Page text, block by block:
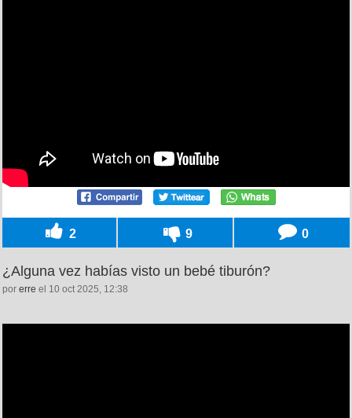
2 9 0
¿Alguna vez habías visto un bebé tiburón?
por erre el 10 oct 2025, 12:38